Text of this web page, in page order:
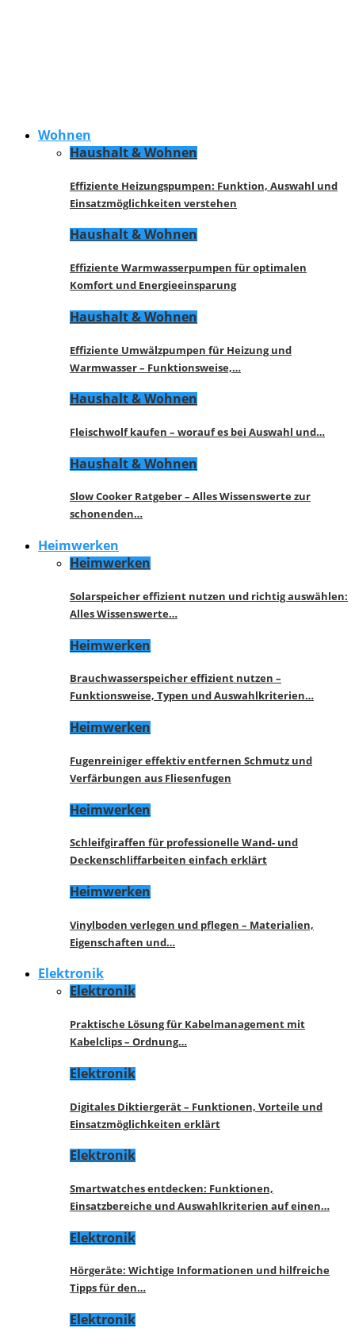
Wohnen
Haushalt & Wohnen
Effiziente Heizungspumpen: Funktion, Auswahl und
Einsatzmöglichkeiten verstehen
Haushalt & Wohnen
Effiziente Warmwasserpumpen für optimalen
Komfort und Energieeinsparung
Haushalt & Wohnen
Effiziente Umwälzpumpen für Heizung und
Warmwasser – Funktionsweise,…
Haushalt & Wohnen
Fleischwolf kaufen – worauf es bei Auswahl und…
Haushalt & Wohnen
Slow Cooker Ratgeber – Alles Wissenswerte zur
schonenden…
Heimwerken
Heimwerken
Solarspeicher effizient nutzen und richtig auswählen:
Alles Wissenswerte…
Heimwerken
Brauchwasserspeicher effizient nutzen –
Funktionsweise, Typen und Auswahlkriterien…
Heimwerken
Fugenreiniger effektiv entfernen Schmutz und
Verfärbungen aus Fliesenfugen
Heimwerken
Schleifgiraffen für professionelle Wand- und
Deckenschliffarbeiten einfach erklärt
Heimwerken
Vinylboden verlegen und pflegen – Materialien,
Eigenschaften und…
Elektronik
Elektronik
Praktische Lösung für Kabelmanagement mit
Kabelclips – Ordnung…
Elektronik
Digitales Diktiergerät – Funktionen, Vorteile und
Einsatzmöglichkeiten erklärt
Elektronik
Smartwatches entdecken: Funktionen,
Einsatzbereiche und Auswahlkriterien auf einen…
Elektronik
Hörgeräte: Wichtige Informationen und hilfreiche
Tipps für den…
Elektronik